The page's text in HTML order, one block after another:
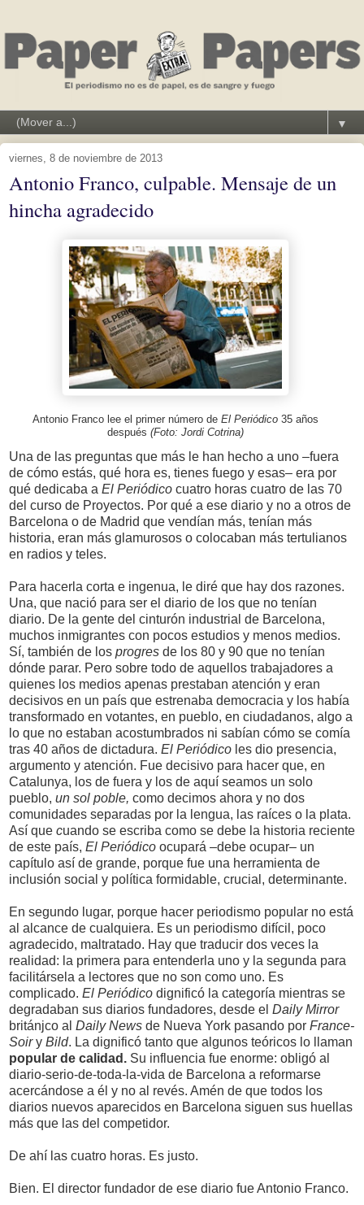
▼
viernes, 8 de noviembre de 2013
Antonio Franco, culpable. Mensaje de un
hincha agradecido
Antonio Franco lee el primer número de El Periódico 35 años
después (Foto: Jordi Cotrina)
Una de las preguntas que más le han hecho a uno –fuera
de cómo estás, qué hora es, tienes fuego y esas– era por
qué dedicaba a El Periódico cuatro horas cuatro de las 70
del curso de Proyectos. Por qué a ese diario y no a otros de
Barcelona o de Madrid que vendían más, tenían más
historia, eran más glamurosos o colocaban más tertulianos
en radios y teles.
Para hacerla corta e ingenua, le diré que hay dos razones.
Una, que nació para ser el diario de los que no tenían
diario. De la gente del cinturón industrial de Barcelona,
muchos inmigrantes con pocos estudios y menos medios.
Sí, también de los progres de los 80 y 90 que no tenían
dónde parar. Pero sobre todo de aquellos trabajadores a
quienes los medios apenas prestaban atención y eran
decisivos en un país que estrenaba democracia y los había
transformado en votantes, en pueblo, en ciudadanos, algo a
lo que no estaban acostumbrados ni sabían cómo se comía
tras 40 años de dictadura. El Periódico les dio presencia,
argumento y atención. Fue decisivo para hacer que, en
Catalunya, los de fuera y los de aquí seamos un solo
pueblo, un sol poble, como decimos ahora y no dos
comunidades separadas por la lengua, las raíces o la plata.
Así que cuando se escriba como se debe la historia reciente
de este país, El Periódico ocupará –debe ocupar– un
capítulo así de grande, porque fue una herramienta de
inclusión social y política formidable, crucial, determinante.
En segundo lugar, porque hacer periodismo popular no está
al alcance de cualquiera. Es un periodismo difícil, poco
agradecido, maltratado. Hay que traducir dos veces la
realidad: la primera para entenderla uno y la segunda para
facilitársela a lectores que no son como uno. Es
complicado. El Periódico dignificó la categoría mientras se
degradaban sus diarios fundadores, desde el Daily Mirror
británjco al Daily News de Nueva York pasando por France-
Soiry Bild. La dignificó tanto que algunos teóricos lo llaman
popular de calidad. Su influencia fue enorme: obligó al
diario-serio-de-toda-la-vida de Barcelona a reformarse
acercándose a él y no al revés. Amén de que todos los
diarios nuevos aparecidos en Barcelona siguen sus huellas
más que las del competidor.
De ahí las cuatro horas. Es justo.
Bien. El director fundador de ese diario fue Antonio Franco.